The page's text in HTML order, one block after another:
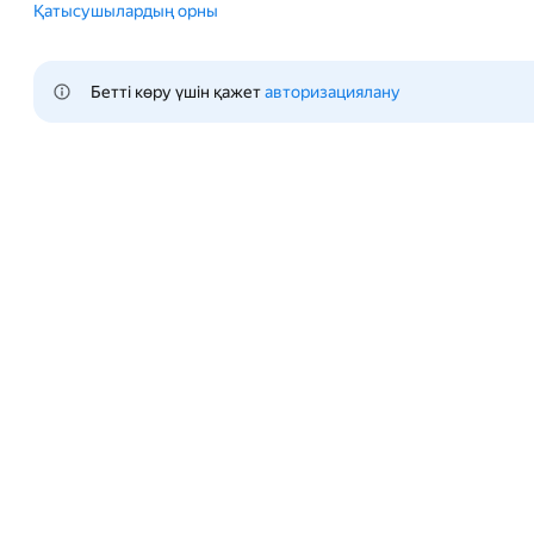
Қатысушылардың орны
Бетті көру үшін қажет авторизациялану